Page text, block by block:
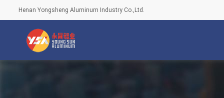
Henan Yongsheng Aluminum Industry Co.,Ltd.